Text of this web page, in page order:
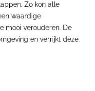
Zo kon alle
waardige
mooi verouderen. De
en verrijkt deze.